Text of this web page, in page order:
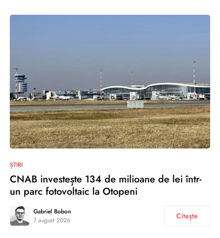
ȘTIRI
CNAB investește 134 de milioane de lei într-
un parc fotovoltaic la Otopeni
Gabriel Bobon
7 august 2026
Citește